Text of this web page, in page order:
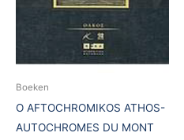
Boeken
O AFTOCHROMIKOS ATHOS-
AUTOCHROMES DU MONT